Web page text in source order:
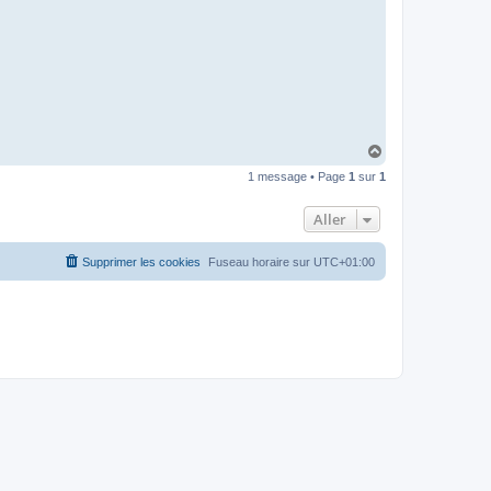
u
1 message • Page 1 sur 1
Aller
Fuseau horaire sur UTC+01:00
Supprimer les cookies